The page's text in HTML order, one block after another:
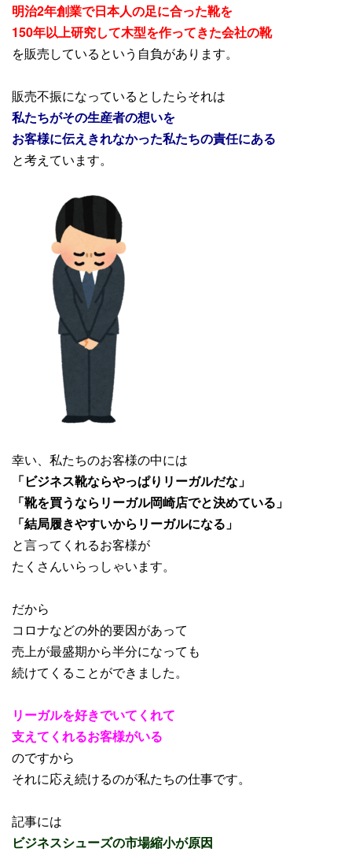
明治2年創業で日本人の足に合った靴を
150年以上研究して木型を作ってきた会社の靴
を販売しているという自負があります。
販売不振になっているとしたらそれは
私たちがその生産者の想いを
お客様に伝えきれなかった私たちの責任にある
と考えています。
幸い、私たちのお客様の中には
「ビジネス靴ならやっぱりリーガルだな」
「靴を買うならリーガル岡崎店でと決めている」
「結局履きやすいからリーガルになる」
と言ってくれるお客様が
たくさんいらっしゃいます。
だから
コロナなどの外的要因があって
売上が最盛期から半分になっても
続けてくることができました。
リーガルを好きでいてくれて
支えてくれるお客様がいる
のですから
それに応え続けるのが私たちの仕事です。
記事には
ビジネスシューズの市場縮小が原因